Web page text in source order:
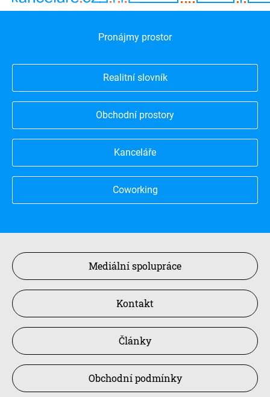
Pronájmy prostor
Realitní slovník
Obchodní prostory
Kanceláře
Coworking
Mediální spolupráce
Kontakt
Články
Obchodní podmínky